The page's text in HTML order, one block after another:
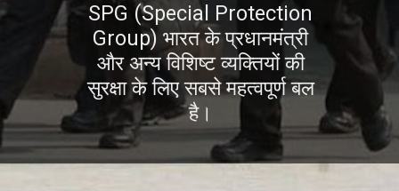
SPG (Special Protection
Group) भारत के प्रधानमंत्री
और अन्य विशिष्ट व्यक्तियों की
सुरक्षा के लिए सबसे महत्वपूर्ण बल
है।